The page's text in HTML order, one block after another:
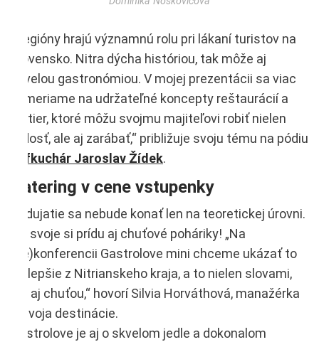
„Regióny hrajú významnú rolu pri lákaní turistov na
Slovensko. Nitra dýcha históriou, tak môže aj
skvelou gastronómiou. V mojej prezentácii sa viac
zameriame na udržateľné koncepty reštaurácií a
bistier, ktoré môžu svojmu majiteľovi robiť nielen
radosť, ale aj zarábať,“ približuje svoju tému na pódiu
šéfkuchár Jaroslav Žídek.
Catering v cene vstupenky
Podujatie sa nebude konať len na teoretickej úrovni.
Na svoje si prídu aj chuťové poháriky! „Na
(ne)konferencii Gastrolove mini chceme ukázať to
najlepšie z Nitrianskeho kraja, a to nielen slovami,
ale aj chuťou,“ hovorí Silvia Horváthová, manažérka
rozvoja destinácie.
Gastrolove je aj o skvelom jedle a dokonalom